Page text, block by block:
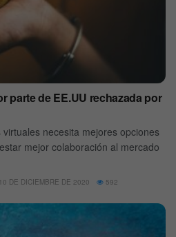
parte de EE.UU rechazada por
necesita mejores opciones
mejor colaboración al mercado
10 DE DICIEMBRE DE 2020 592